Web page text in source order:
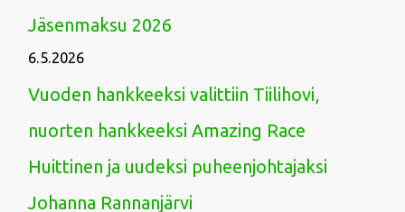
Jäsenmaksu 2026
6.5.2026
Vuoden hankkeeksi valittiin Tiilihovi,
nuorten hankkeeksi Amazing Race
Huittinen ja uudeksi puheenjohtajaksi
Johanna Rannanjärvi